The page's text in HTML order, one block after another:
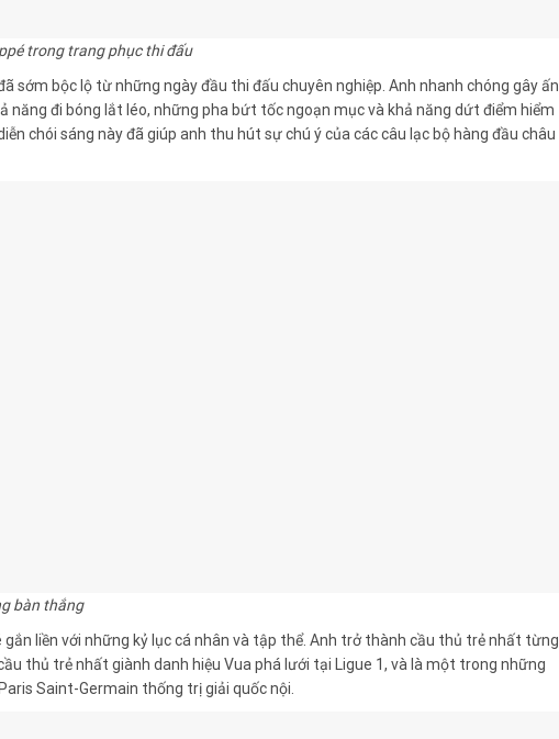
trong trang phục thi đấu
sớm bộc lộ từ những ngày đầu thi đấu chuyên nghiệp. Anh nhanh chóng gây ấn
năng đi bóng lắt léo, những pha bứt tốc ngoạn mục và khả năng dứt điểm hiểm
chói sáng này đã giúp anh thu hút sự chú ý của các câu lạc bộ hàng đầu châu
bàn thắng
gắn liền với những kỷ lục cá nhân và tập thể. Anh trở thành cầu thủ trẻ nhất từng
thủ trẻ nhất giành danh hiệu Vua phá lưới tại Ligue 1, và là một trong những
Saint-Germain thống trị giải quốc nội.